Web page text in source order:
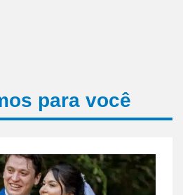
para você